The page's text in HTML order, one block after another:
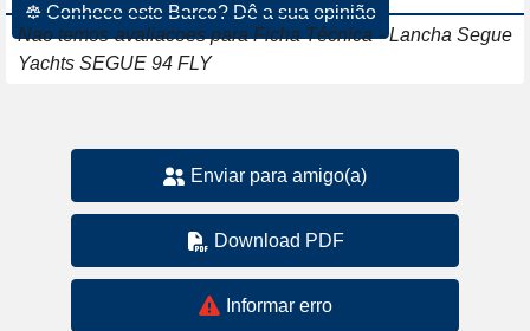
☸ Conhece este Barco? Dê a sua opinião
Nao temos avaliacoes para Ficha Técnica - Lancha Segue
Yachts SEGUE 94 FLY
Enviar para amigo(a)
Download PDF
Informar erro